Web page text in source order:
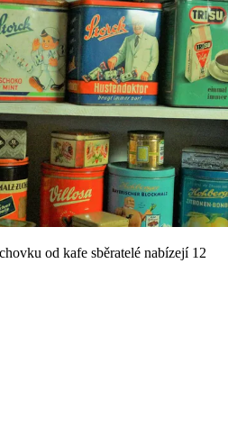
od kafe sběratelé nabízejí 12